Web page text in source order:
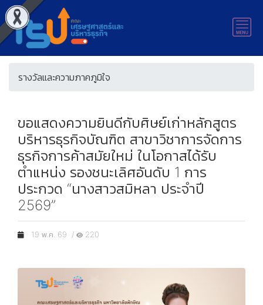
รางวัลและความภาคภูมิใจ
ขอแสดงความยินดีกับศิษย์เก่าหลักสูตร
บริหารธุรกิจบัณฑิต สาขาวิชาการจัดการ
ธุรกิจการค้าสมัยใหม่ ในโอกาสได้รับ
ตำแหน่ง รองชนะเลิศอันดับ 1 การ
ประกวด “นางสาวสมิหลา ประจำปี
2569”
19 พ.ค. 69 / 220